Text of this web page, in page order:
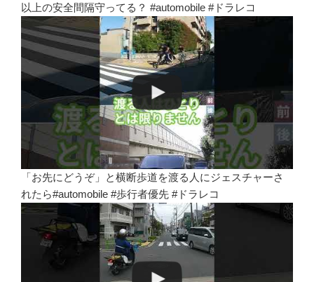
以上の安全間隔守ってる？ #automobile #ドラレコ
「お先にどうぞ」と横断歩道を渡る人にジェスチャーさ
れたら#automobile #歩行者優先 #ドラレコ